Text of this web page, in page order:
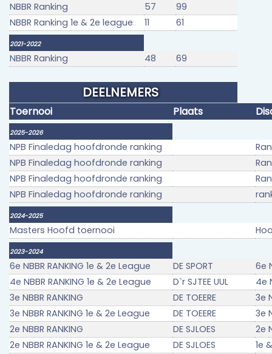
NBBR Ranking 57
99
NBBR Ranking 1e & 2e league
11 61
2021-2022
NBBR Ranking 48 69
DEELNEMERS
Toernooi Plaats
2025-2026
NPB Finaledag hoofdronde ranking
NPB Finaledag hoofdronde ranking
NPB Finaledag hoofdronde ranking
NPB Finaledag hoofdronde ranking
2024-2025
Masters Hoofd toernooi
2023-2024
6e NBBR RANKING 1e & 2e League DE SPORT
6e
4e NBBR RANKING 1e & 2e League
D`r SJTEE UUL
4e
3e NBBR RANKING
DE TOEERE
3e
3e NBBR RANKING 1e & 2e League
DE TOEERE
3e
2e NBBR RANKING
DE SJLOES
2e
2e NBBR RANKING 1e & 2e League
DE SJLOES
1e